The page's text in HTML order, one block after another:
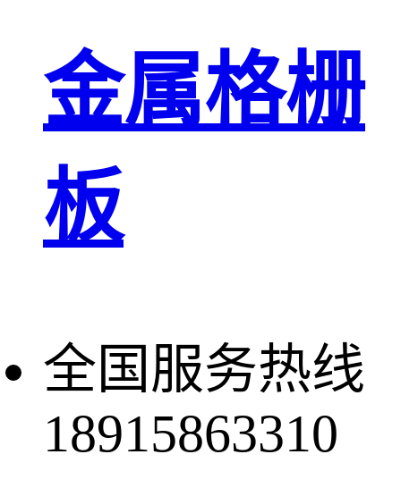
金属格栅
板
全国服务热线
18915863310